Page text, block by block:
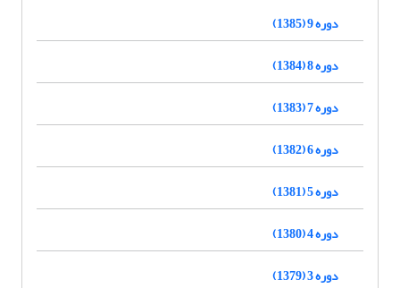
دوره 9 (1385)
دوره 8 (1384)
دوره 7 (1383)
دوره 6 (1382)
دوره 5 (1381)
دوره 4 (1380)
دوره 3 (1379)